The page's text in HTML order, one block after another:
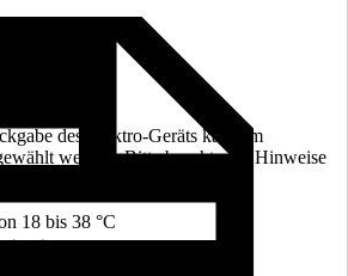
des Elektro-Geräts kann im
werden. Bitte beachte die Hinweise
18 bis 38 °C
zur Entsorgung